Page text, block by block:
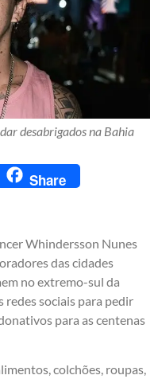
desabrigados na Bahia
Share
Whindersson Nunes
das cidades
no extremo-sul da
redes sociais para pedir
para as centenas
colchões, roupas,